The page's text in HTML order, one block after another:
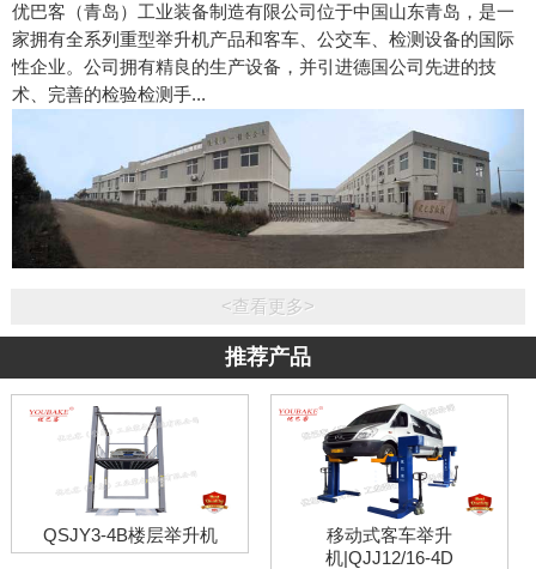
优巴客（青岛）工业装备制造有限公司位于中国山东青岛，是一
家拥有全系列重型举升机产品和客车、公交车、检测设备的国际
性企业。公司拥有精良的生产设备，并引进德国公司先进的技
术、完善的检验检测手...
<查看更多>
推荐产品
QSJY3-4B楼层举升机
移动式客车举升
机|QJJ12/16-4D